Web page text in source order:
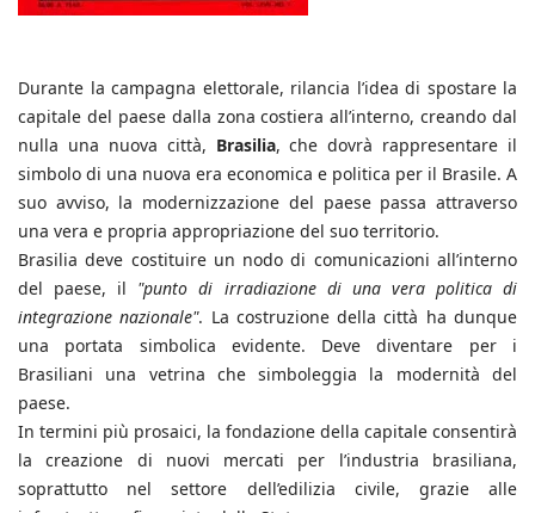
Durante la campagna elettorale, rilancia l’idea di spostare la
capitale del paese dalla zona costiera all’interno, creando dal
nulla una nuova città, Brasilia, che dovrà rappresentare il
simbolo di una nuova era economica e politica per il Brasile. A
suo avviso, la modernizzazione del paese passa attraverso
una vera e propria appropriazione del suo territorio.
Brasilia deve costituire un nodo di comunicazioni all’interno
del paese, il "punto di irradiazione di una vera politica di
integrazione nazionale". La costruzione della città ha dunque
una portata simbolica evidente. Deve diventare per i
Brasiliani una vetrina che simboleggia la modernità del
paese.
In termini più prosaici, la fondazione della capitale consentirà
la creazione di nuovi mercati per l’industria brasiliana,
soprattutto nel settore dell’edilizia civile, grazie alle